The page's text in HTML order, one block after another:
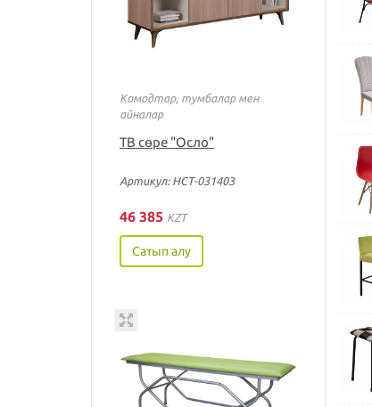
Комодтар, тумбалар мен
айналар
ТВ сөре "Осло"
Артикул: НСТ-031403
46 385 KZT
Сатып алу